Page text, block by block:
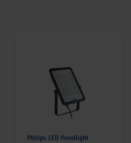
Philips LED floodlight